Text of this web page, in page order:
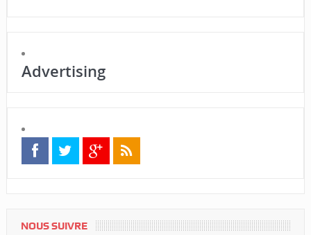
Advertising
NOUS SUIVRE